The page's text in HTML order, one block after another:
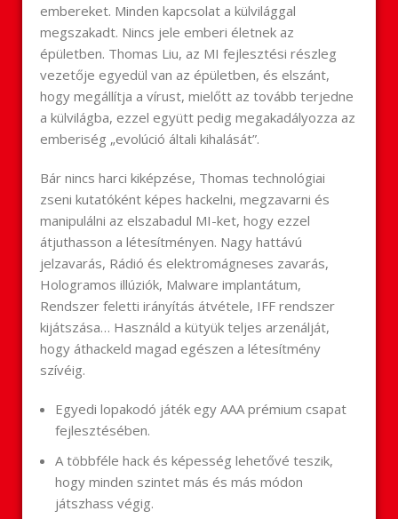
embereket. Minden kapcsolat a külvilággal
megszakadt. Nincs jele emberi életnek az
épületben. Thomas Liu, az MI fejlesztési részleg
vezetője egyedül van az épületben, és elszánt,
hogy megállítja a vírust, mielőtt az tovább terjedne
a külvilágba, ezzel együtt pedig megakadályozza az
emberiség „evolúció általi kihalását”.
Bár nincs harci kiképzése, Thomas technológiai
zseni kutatóként képes hackelni, megzavarni és
manipulálni az elszabadul MI-ket, hogy ezzel
átjuthasson a létesítményen. Nagy hattávú
jelzavarás, Rádió és elektromágneses zavarás,
Hologramos illúziók, Malware implantátum,
Rendszer feletti irányítás átvétele, IFF rendszer
kijátszása… Használd a kütyük teljes arzenálját,
hogy áthackeld magad egészen a létesítmény
szívéig.
Egyedi lopakodó játék egy AAA prémium csapat
fejlesztésében.
A többféle hack és képesség lehetővé teszik,
hogy minden szintet más és más módon
játszhass végig.